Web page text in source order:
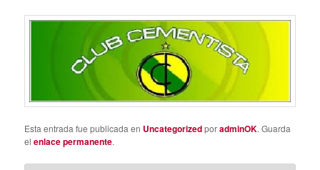
Esta entrada fue publicada en UncategorizedporadminOK. Guarda
elenlace permanente.